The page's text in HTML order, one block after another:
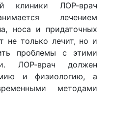
клиники ЛОР-врач
лечением
носа и придаточных
не только лечит, но и
проблемы с этими
ЛОР-врач должен
и физиологию, а
методами